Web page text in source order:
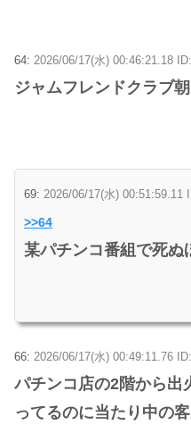
64: 2026/06/17(水) 00:46:21.18
ジャムフレンドクラブ
69: 2026/06/17(水) 00:51:59.11
>>64
某パチンコ番組で死ぬ
66: 2026/06/17(水) 00:49:11.76
パチンコ店の2階から出
ってるのに当たり中の